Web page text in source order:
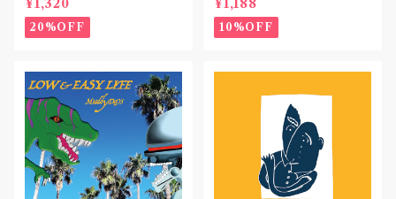
¥1,320
20%OFF
o not do “DIG”(SPLIT CD)
〝横浜&札幌〟
¥1,188
10%OFF